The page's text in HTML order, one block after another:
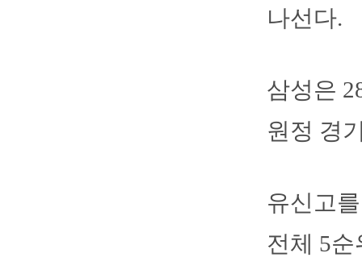
나선다.
삼성은
원정 경
유신고
전체 5